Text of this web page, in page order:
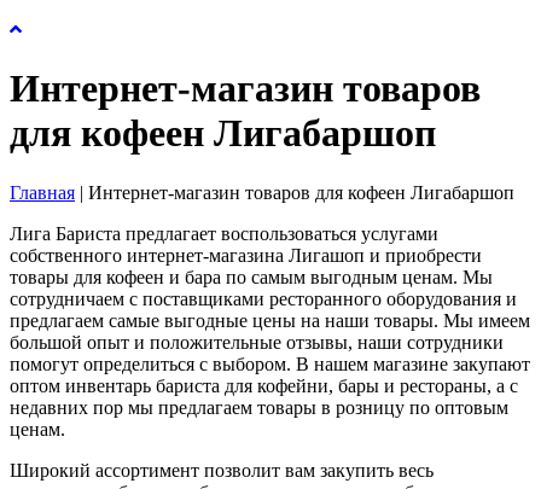
Интернет-магазин товаров
для кофеен Лигабаршоп
Главная | Интернет-магазин товаров для кофеен Лигабаршоп
Лига Бариста предлагает воспользоваться услугами
собственного интернет-магазина Лигашоп и приобрести
товары для кофеен и бара по самым выгодным ценам. Мы
сотрудничаем с поставщиками ресторанного оборудования и
предлагаем самые выгодные цены на наши товары. Мы имеем
большой опыт и положительные отзывы, наши сотрудники
помогут определиться с выбором. В нашем магазине закупают
оптом инвентарь бариста для кофейни, бары и рестораны, а с
недавних пор мы предлагаем товары в розницу по оптовым
ценам.
Широкий ассортимент позволит вам закупить весь